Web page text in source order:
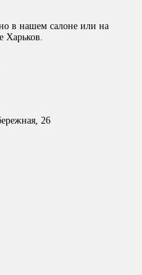
в нашем салоне или на
Харьков.
26